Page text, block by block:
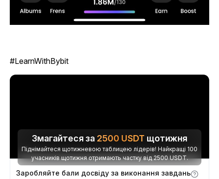
#LearnWithBybit
Змагайтеся за 2500 USDT щотижня
Піднімайтеся щотижневою таблицею лідерів! Найкращі 100
учасників щотижня отримають частку від 2500 USDT.
Заробляйте бали досвіду за виконання завдань